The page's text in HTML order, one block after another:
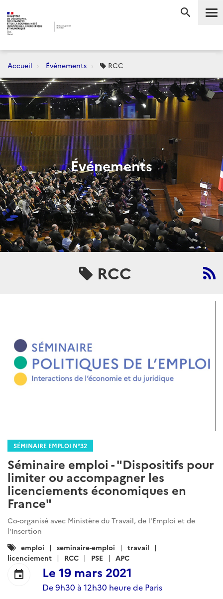
Accueil Événements RCC
Événements
RCC
SÉMINAIRE EMPLOI N°32
Séminaire emploi - "Dispositifs pour
limiter ou accompagner les
licenciements économiques en
France"
Co-organisé avec Ministère du Travail, de l'Emploi et de
l'Insertion
Catégories
:
emploi seminaire-emploi
travail
licenciement
RCC PSE APC
event Le 19 mars 2021
De 9h30 à 12h30 heure de Paris